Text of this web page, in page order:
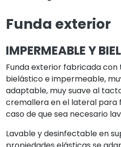
Funda exterior
IMPERMEABLE Y
Funda exterior fabricada
bielástico e impermeable,
adaptable, muy suave al
cremallera en el lateral para
caso de que sea necesario
Lavable y desinfectable en